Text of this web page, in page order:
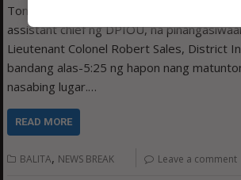
Tondo. Ayon sa ulat ni Police Lieutenant
assistant chief ng DPIOU, na
Lieutenant Colonel Robert Sales, District
bandang alas-5:25 ng hapon nang
nasabing lugar.…
READ MORE
BALITA, NEWS BREAK Leave a comment